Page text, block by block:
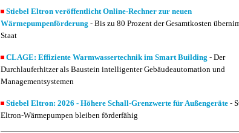
Stiebel Eltron veröffentlicht Online-Rechner zur neuen
Wärmepumpenförderung - Bis zu 80 Prozent der Gesamtkosten
Staat
CLAGE: Effiziente Warmwassertechnik im Smart Building - Der
Durchlauferhitzer als Baustein intelligenter Gebäudeautomation und
Managementsystemen
Stiebel Eltron: 2026 - Höhere Schall-Grenzwerte für Außengeräte -
Eltron-Wärmepumpen bleiben förderfähig